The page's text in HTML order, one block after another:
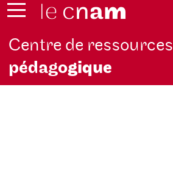
Centre de ressources
pédagogique